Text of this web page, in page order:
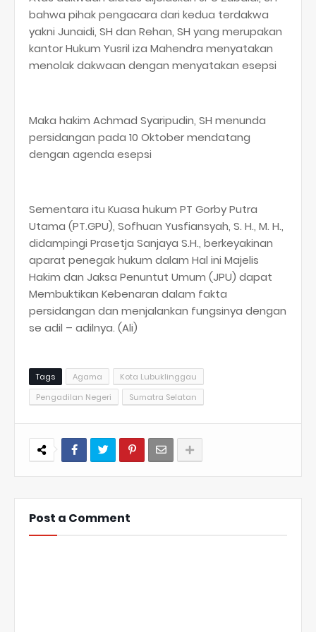
bahwa pihak pengacara dari kedua terdakwa
yakni Junaidi, SH dan Rehan, SH yang merupakan
kantor Hukum Yusril iza Mahendra menyatakan
menolak dakwaan dengan menyatakan esepsi
Maka hakim Achmad Syaripudin, SH menunda
persidangan pada 10 Oktober mendatang
dengan agenda esepsi
Sementara itu Kuasa hukum PT Gorby Putra
Utama (PT.GPU), Sofhuan Yusfiansyah, S. H., M. H.,
didampingi Prasetja Sanjaya S.H., berkeyakinan
aparat penegak hukum dalam Hal ini Majelis
Hakim dan Jaksa Penuntut Umum (JPU) dapat
Membuktikan Kebenaran dalam fakta
persidangan dan menjalankan fungsinya dengan
se adil – adilnya. (Ali)
Tags Agama
Kota Lubuklinggau
Pengadilan Negeri
Sumatra Selatan
Post a Comment